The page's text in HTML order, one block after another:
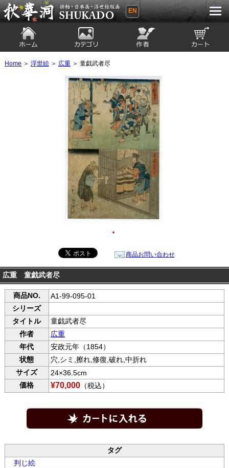
秋華洞 SHUKADO 掛軸・日本画・浮世
EN
Home ＞ 浮世絵＞ 広重＞ 童戯武者尽
●
商品お問い合わせ
広重 童戯武者尽
商品NO.
A1-99-095-01
シリーズ
タイトル
童戯武者尽
作者
広重
年代
安政元年（1854）
状態
穴,シミ,擦れ,修復,破れ,中折れ
サイズ
24×36.5cm
価格
¥70,000（税込）
タグ
判じ絵